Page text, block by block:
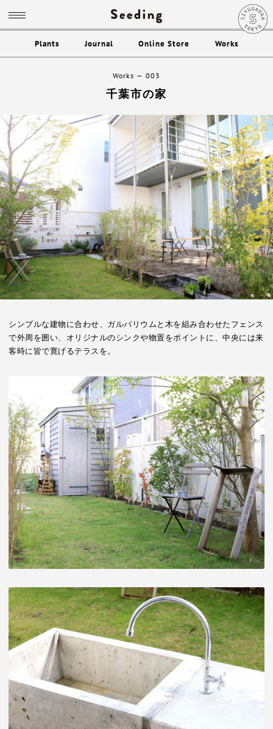
Plants Journal Online Store Works
Works 003
千葉市の家
シンプルな建物に合わせ、ガルバリウムと木を組み合わせたフェンス
で外周を囲い、オリジナルのシンクや物置をポイントに、中央には来
客時に皆で寛げるテラスを。